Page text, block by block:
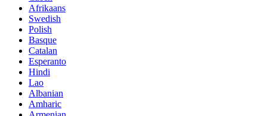
Afrikaans
Swedish
Polish
Basque
Catalan
Esperanto
Hindi
Lao
Albanian
Amharic